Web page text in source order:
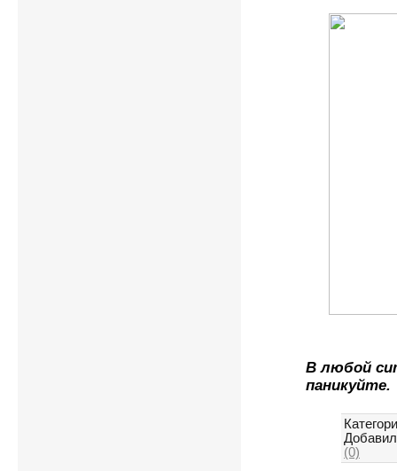
В любой
паникуйте.
(0)